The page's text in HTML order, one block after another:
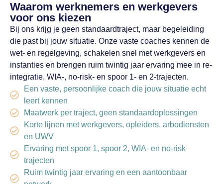
Waarom werknemers en werkgevers
voor ons kiezen
Bij ons krijg je geen standaardtraject, maar begeleiding
die past bij jouw situatie. Onze vaste coaches kennen de
wet- en regelgeving, schakelen snel met werkgevers en
instanties en brengen ruim twintig jaar ervaring mee in re-
integratie, WIA-, no-risk- en spoor 1- en 2-trajecten.
Een vaste, persoonlijke coach die jouw situatie echt
leert kennen
Maatwerk per traject, geen standaardoplossingen
Korte lijnen met werkgevers, opleiders, arbodiensten
en UWV
Ervaring met spoor 1, spoor 2, WIA- en no-risk
trajecten
Ruim twintig jaar ervaring en een aantoonbaar